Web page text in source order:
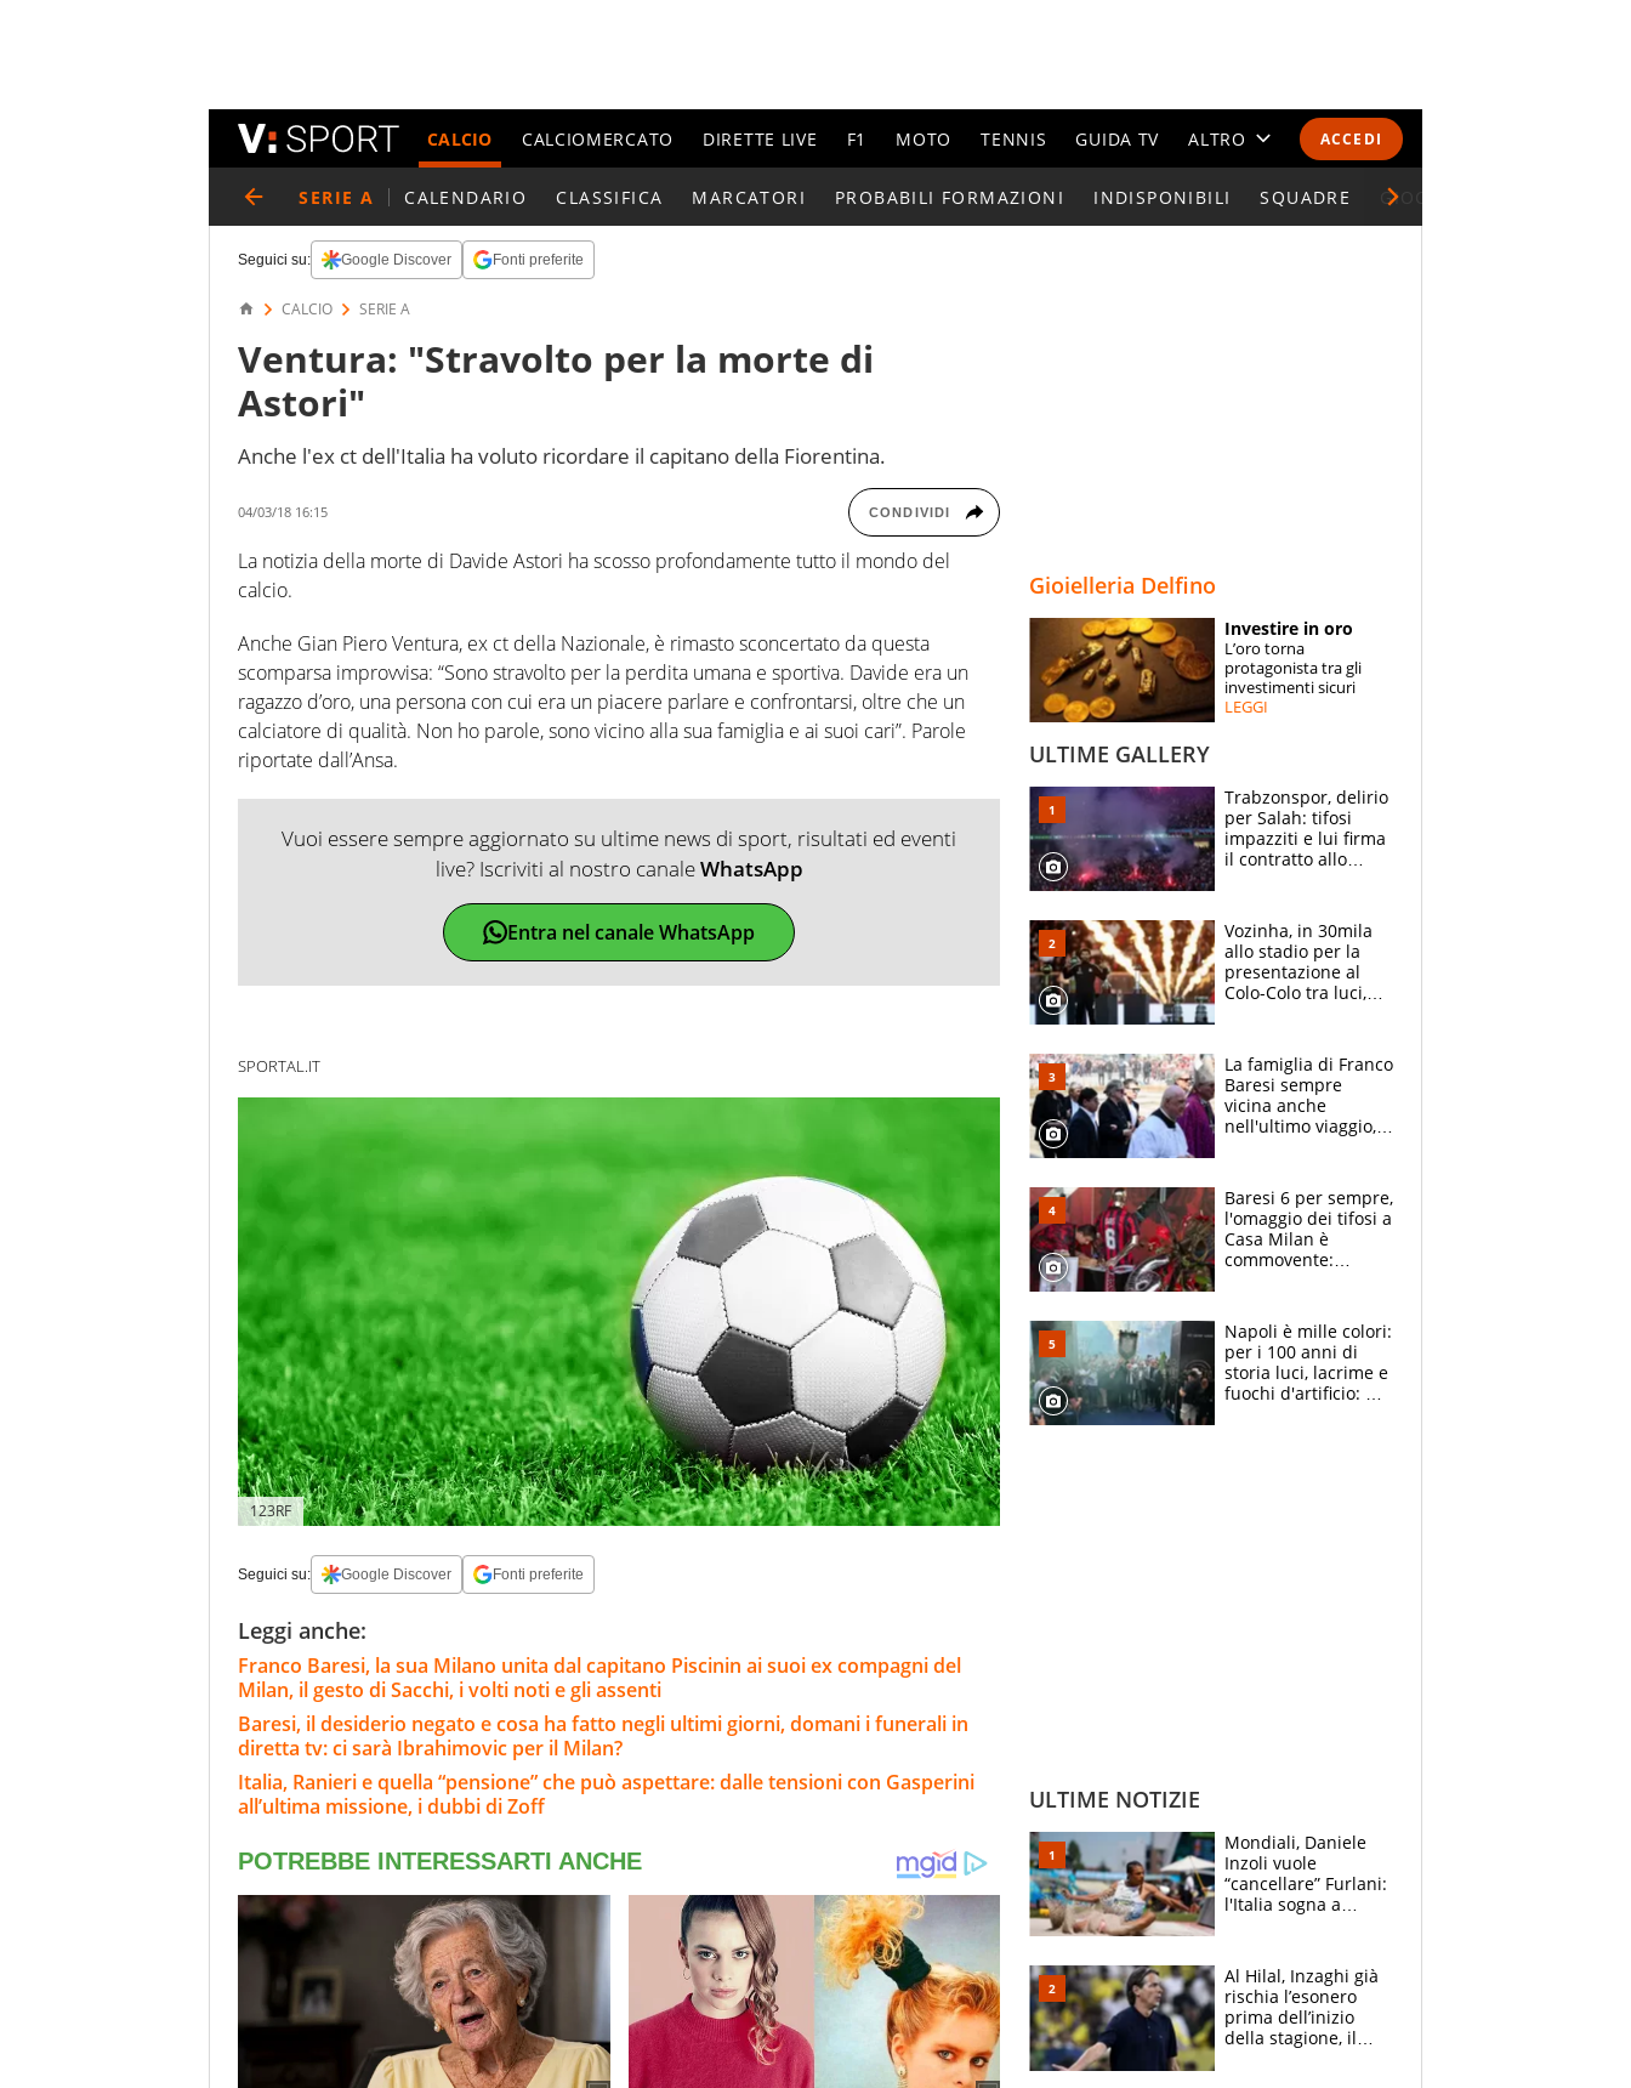
ACCEDI
CALCIO CALCIOMERCATO DIRETTE LIVE F1 MOTO TENNIS GUIDA TV ALTRO
CALENDARI E CLASSIFICHE
ESPERTI
CONTATTI
SERIE A CALENDARIO CLASSIFICA MARCATORI PROBABILI FORMAZIONI INDISPONIBILI SQUADRE GIOCATORI SERIE A
Seguici su: Google Discover Fonti preferite
CALCIO SERIE A
Ventura: "Stravolto per la morte di
Astori"
Anche l'ex ct dell'Italia ha voluto ricordare il capitano della Fiorentina.
04/03/18 16:15 CONDIVIDI
La notizia della morte di Davide Astori ha scosso profondamente tutto il mondo del
calcio.
Anche Gian Piero Ventura, ex ct della Nazionale, è rimasto sconcertato da questa
scomparsa improvvisa: “Sono stravolto per la perdita umana e sportiva. Davide era un
ragazzo d’oro, una persona con cui era un piacere parlare e confrontarsi, oltre che un
calciatore di qualità. Non ho parole, sono vicino alla sua famiglia e ai suoi cari”. Parole
riportate dall’Ansa.
Vuoi essere sempre aggiornato su ultime news di sport, risultati ed eventi
live? Iscriviti al nostro canaleWhatsApp
Entra nel canale WhatsApp
SPORTAL.IT
123RF
Seguici su: Google Discover Fonti preferite
Leggi anche:
Franco Baresi, la sua Milano unita dal capitano Piscinin ai suoi ex compagni del
Milan, il gesto di Sacchi, i volti noti e gli assenti
Baresi, il desiderio negato e cosa ha fatto negli ultimi giorni, domani i funerali in
diretta tv: ci sarà Ibrahimovic per il Milan?
Italia, Ranieri e quella “pensione” che può aspettare: dalle tensioni con Gasperini
all’ultima missione, i dubbi di Zoff
Gioielleria Delfino
Investire in oro
L’oro torna
protagonista tra gli
investimenti sicuri
LEGGI
ULTIME GALLERY
Trabzonspor, delirio
per Salah: tifosi
impazziti e lui firma
il contratto allo
Vozinha, in 30mila
allo stadio per la
presentazione al
Colo-Colo tra luci,
La famiglia di Franco
Baresi sempre
vicina anche
nell'ultimo viaggio,
circondati
dall'affetto dei tifosi
Baresi 6 per sempre,
l'omaggio dei tifosi a
Casa Milan è
commovente:
bigliettini
Napoli è mille colori:
per i 100 anni di
storia luci, lacrime e
fuochi d'artificio: De
ULTIME NOTIZIE
Mondiali, Daniele
Inzoli vuole
“cancellare” Furlani:
l'Italia sogna a
finale
Al Hilal, Inzaghi già
rischia l’esonero
prima dell’inizio
della stagione, il